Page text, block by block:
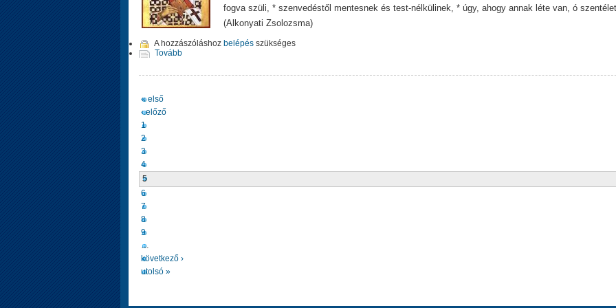
fogva szüli, * szenvedéstől mentesnek és test-nélkülinek, * úgy, ahogy annak léte van, ó
(Alkonyati Zsolozsma)
A hozzászóláshoz belépés szükséges
Tovább
« első
‹ előző
1
2
3
4
5
6
7
8
9
…
következő ›
utolsó »